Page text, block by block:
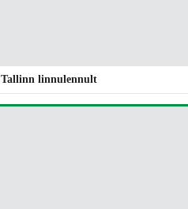
Tallinn linnulennult